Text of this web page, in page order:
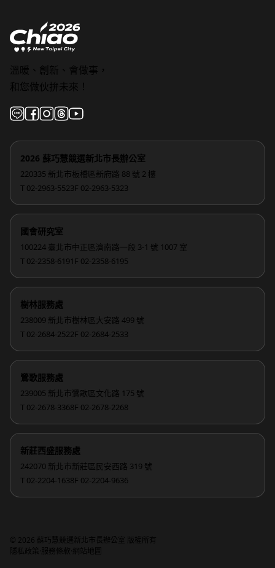
溫暖、創新、會做事，
和您做伙拚未來！
2026 蘇巧慧競選新北市長辦公室
220335 新北市板橋區新府路 88 號 2 樓
T 02-2963-5523F 02-2963-5323
國會研究室
100224 臺北市中正區濟南路一段 3-1 號 1007 室
T 02-2358-6191 F 02-2358-6195
樹林服務處
238009 新北市樹林區大安路 499 號
T 02-2684-2522F 02-2684-2533
鶯歌服務處
239005 新北市鶯歌區文化路 175 號
T 02-2678-3368F 02-2678-2268
新莊西盛服務處
242070 新北市新莊區民安西路 319 號
T 02-2204-1638F 02-2204-9636
© 2026 蘇巧慧競選新北市長辦公室 版權所有
隱私政策 · 服務條款 · 網站地圖